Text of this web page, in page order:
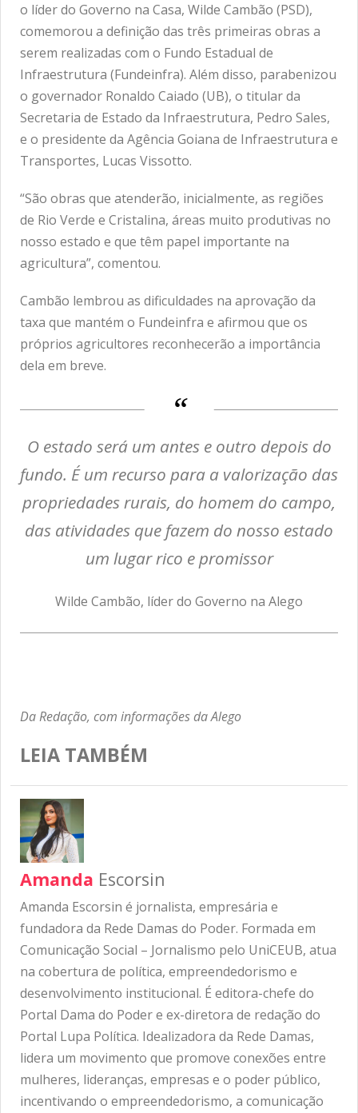
o líder do Governo na Casa, Wilde Cambão (PSD),
comemorou a definição das três primeiras obras a
serem realizadas com o Fundo Estadual de
Infraestrutura (Fundeinfra). Além disso, parabenizou
o governador Ronaldo Caiado (UB), o titular da
Secretaria de Estado da Infraestrutura, Pedro Sales,
e o presidente da Agência Goiana de Infraestrutura e
Transportes, Lucas Vissotto.
“São obras que atenderão, inicialmente, as regiões
de Rio Verde e Cristalina, áreas muito produtivas no
nosso estado e que têm papel importante na
agricultura”, comentou.
Cambão lembrou as dificuldades na aprovação da
taxa que mantém o Fundeinfra e afirmou que os
próprios agricultores reconhecerão a importância
dela em breve.
O estado será um antes e outro depois do
fundo. É um recurso para a valorização das
propriedades rurais, do homem do campo,
das atividades que fazem do nosso estado
um lugar rico e promissor
Wilde Cambão, líder do Governo na Alego
Da Redação, com informações da Alego
LEIA TAMBÉM
Amanda Escorsin
Amanda Escorsin é jornalista, empresária e
fundadora da Rede Damas do Poder. Formada em
Comunicação Social – Jornalismo pelo UniCEUB, atua
na cobertura de política, empreendedorismo e
desenvolvimento institucional. É editora-chefe do
Portal Dama do Poder e ex-diretora de redação do
Portal Lupa Política. Idealizadora da Rede Damas,
lidera um movimento que promove conexões entre
mulheres, lideranças, empresas e o poder público,
incentivando o empreendedorismo, a comunicação